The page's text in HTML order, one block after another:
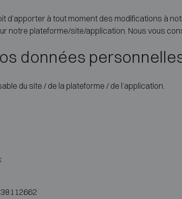
d’apporter à tout moment des modifications à
notre plateforme/site/application. Nous vous
données
du site / de la plateforme / de l’application.